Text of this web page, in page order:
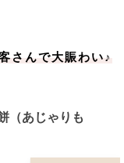
さんで大賑わい♪
（あじゃりも